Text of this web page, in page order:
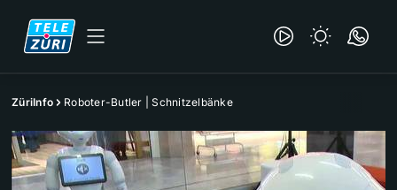
ZüriInfo Roboter-Butler | Schnitzelbänke